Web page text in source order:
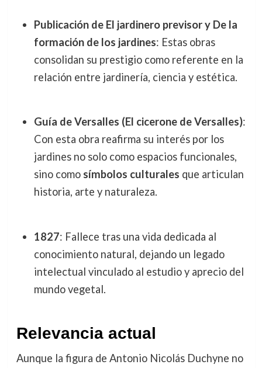
Publicación de El jardinero previsor y De la
formación de los jardines: Estas obras
consolidan su prestigio como referente en la
relación entre jardinería, ciencia y estética.
Guía de Versalles (El cicerone de Versalles):
Con esta obra reafirma su interés por los
jardines no solo como espacios funcionales,
sino como símbolos culturales que articulan
historia, arte y naturaleza.
1827: Fallece tras una vida dedicada al
conocimiento natural, dejando un legado
intelectual vinculado al estudio y aprecio del
mundo vegetal.
Relevancia actual
Aunque la figura de Antonio Nicolás Duchyne no